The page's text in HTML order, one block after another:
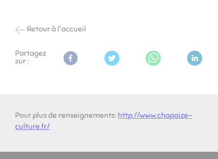
Retour à l'accueil
Partagez
sur :
Pour plus de renseignements: http://www.chapaize-
culture.fr/